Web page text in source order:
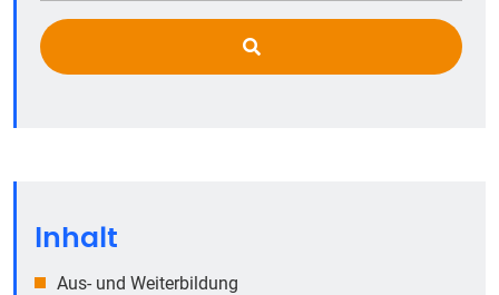
Inhalt
Aus- und Weiterbildung